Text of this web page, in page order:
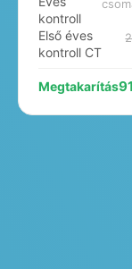
kontroll
Első éves
kontroll CT
Megtakarítás